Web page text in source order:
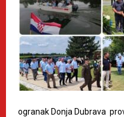
ogranak Donja Dubrava